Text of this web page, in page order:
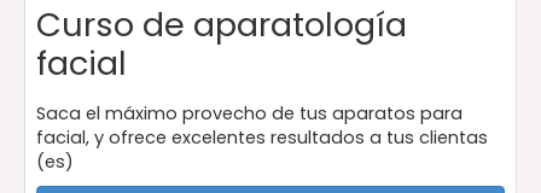
Curso de aparatología
facial
Saca el máximo provecho de tus aparatos para
facial, y ofrece excelentes resultados a tus clientas
(es)